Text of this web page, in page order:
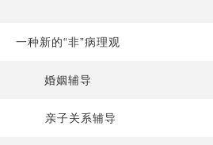
一种新的“非”病理观
婚姻辅导
亲子关系辅导